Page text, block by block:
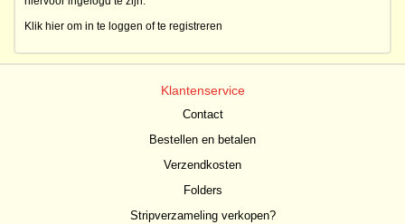
Klik hier om in te loggen of te registreren
Klantenservice
Contact
Bestellen en betalen
Verzendkosten
Folders
Stripverzameling verkopen?